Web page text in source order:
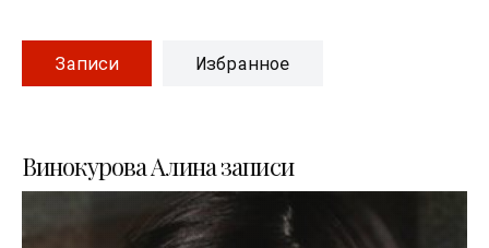
Записи Избранное
Винокурова Алина записи